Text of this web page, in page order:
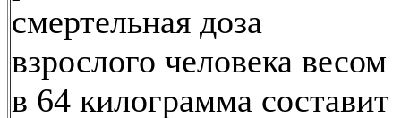
смертельная доза
взрослого человека весом
в 64 килограмма составит